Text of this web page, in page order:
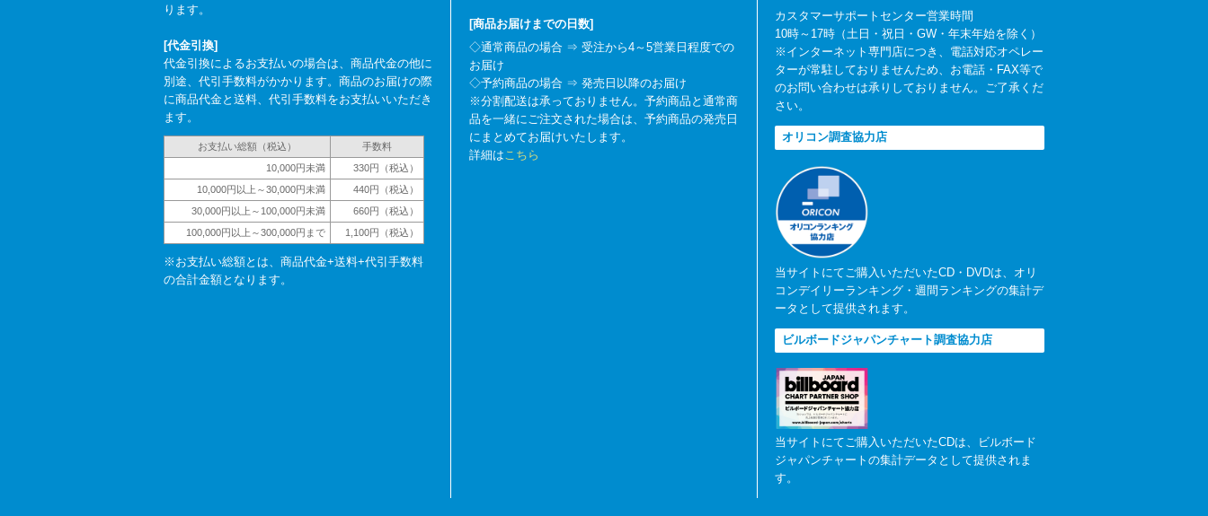
ります。
[代金引換]
代金引換によるお支払いの場合は、商品代金の他に
別途、代引手数料がかかります。商品のお届けの際
に商品代金と送料、代引手数料をお支払いいただき
ます。
お支払い総額（税込）
手数料
10,000円未満
330円（税込）
10,000円以上～30,000円未満
440円（税込）
30,000円以上～100,000円未満
660円（税込）
100,000円以上～300,000円まで
1,100円（税込）
※お支払い総額とは、商品代金+送料+代引手数料
の合計金額となります。
[商品お届けまでの日数]
◇通常商品の場合 ⇒ 受注から4～5営業日程度での
お届け
◇予約商品の場合 ⇒ 発売日以降のお届け
※分割配送は承っておりません。予約商品と通常商
品を一緒にご注文された場合は、予約商品の発売日
にまとめてお届けいたします。
詳細はこちら
カスタマーサポートセンター営業時間
10時～17時（土日・祝日・GW・年末年始を除く）
※インターネット専門店につき、電話対応オペレー
ターが常駐しておりませんため、お電話・FAX等で
のお問い合わせは承りしておりません。ご了承くだ
さい。
オリコン調査協力店
当サイトにてご購入いただいたCD・DVDは、オリ
コンデイリーランキング・週間ランキングの集計デ
ータとして提供されます。
ビルボードジャパンチャート調査協力店
当サイトにてご購入いただいたCDは、ビルボード
ジャパンチャートの集計データとして提供されま
す。